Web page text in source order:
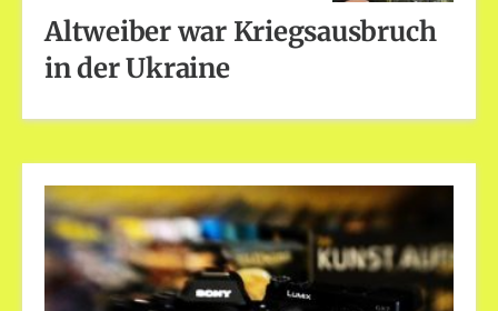
Altweiber war Kriegsausbruch
in der Ukraine